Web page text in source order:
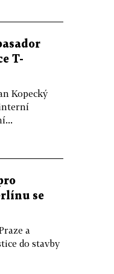
T-
Kopecký
se
a
do stavby